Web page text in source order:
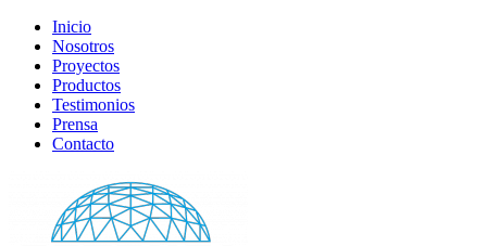
Inicio
Nosotros
Proyectos
Productos
Testimonios
Prensa
Contacto